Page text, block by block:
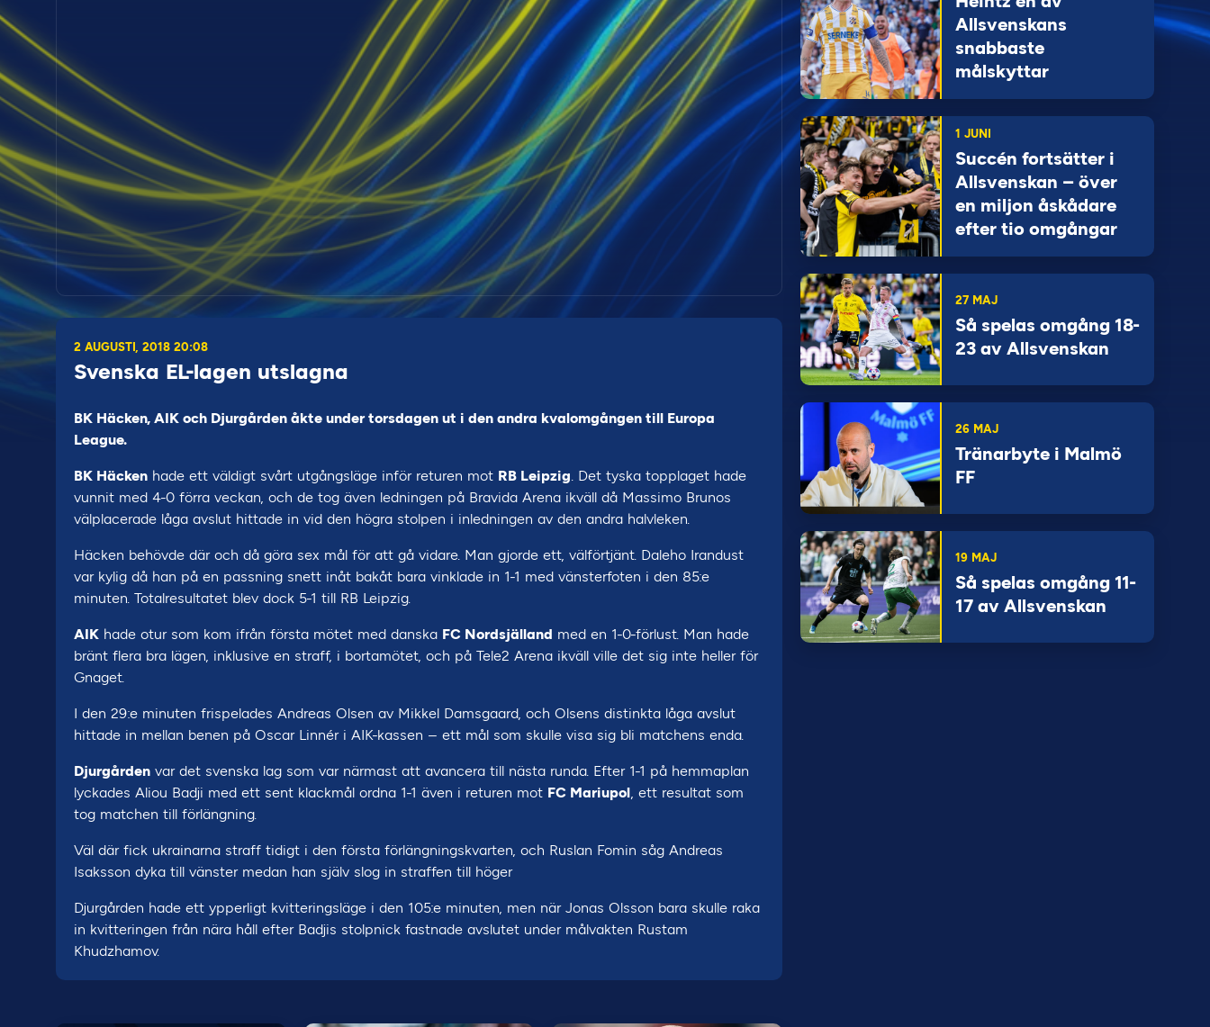
2 AUGUSTI, 2018 20:08
Svenska EL-lagen utslagna
BK Häcken, AIK och Djurgården åkte under torsdagen ut i den andra kvalomgången till Europa
League.
BK Häcken hade ett väldigt svårt utgångsläge inför returen mot RB Leipzig. Det tyska topplaget hade
vunnit med 4-0 förra veckan, och de tog även ledningen på Bravida Arena ikväll då Massimo Brunos
välplacerade låga avslut hittade in vid den högra stolpen i inledningen av den andra halvleken.
Häcken behövde där och då göra sex mål för att gå vidare. Man gjorde ett, välförtjänt. Daleho Irandust
var kylig då han på en passning snett inåt bakåt bara vinklade in 1-1 med vänsterfoten i den 85:e
minuten. Totalresultatet blev dock 5-1 till RB Leipzig.
AIK hade otur som kom ifrån första mötet med danska FC Nordsjälland med en 1-0-förlust. Man hade
bränt flera bra lägen, inklusive en straff, i bortamötet, och på Tele2 Arena ikväll ville det sig inte heller för
Gnaget.
I den 29:e minuten frispelades Andreas Olsen av Mikkel Damsgaard, och Olsens distinkta låga avslut
hittade in mellan benen på Oscar Linnér i AIK-kassen – ett mål som skulle visa sig bli matchens enda.
Djurgården var det svenska lag som var närmast att avancera till nästa runda. Efter 1-1 på hemmaplan
lyckades Aliou Badji med ett sent klackmål ordna 1-1 även i returen mot FC Mariupol, ett resultat som
tog matchen till förlängning.
Väl där fick ukrainarna straff tidigt i den första förlängningskvarten, och Ruslan Fomin såg Andreas
Isaksson dyka till vänster medan han själv slog in straffen till höger
Djurgården hade ett ypperligt kvitteringsläge i den 105:e minuten, men när Jonas Olsson bara skulle raka
in kvitteringen från nära håll efter Badjis stolpnick fastnade avslutet under målvakten Rustam
Khudzhamov.
Allsvenskans
snabbaste
målskyttar
1 JUNI
Succén fortsätter i
Allsvenskan – över
en miljon åskådare
efter tio omgångar
27 MAJ
Så spelas omgång 18-
23 av Allsvenskan
26 MAJ
Tränarbyte i Malmö
FF
19 MAJ
Så spelas omgång 11-
17 av Allsvenskan